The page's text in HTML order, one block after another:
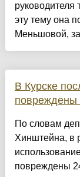
эту тему она
Меньшовой,
В Курске
повреждены
По словам
Хинштейна, в
повреждены